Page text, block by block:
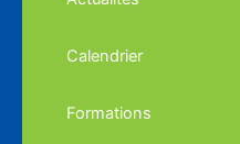
Calendrier
Formations